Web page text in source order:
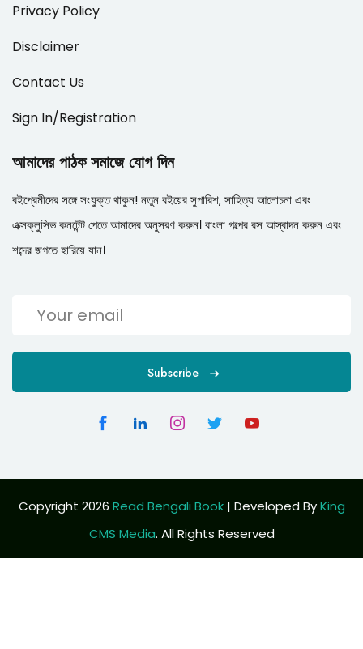
Privacy Policy
Disclaimer
Contact Us
Sign In/Registration
আমাদের পাঠক সমাজে যোগ দিন
বইপ্রেমীদের সঙ্গে সংযুক্ত থাকুন! নতুন বইয়ের সুপারিশ, সাহিত্য আলোচনা এবং
এক্সক্লুসিভ কনটেন্ট পেতে আমাদের অনুসরণ করুন। বাংলা গল্পের রস আস্বাদন করুন এবং
শব্দের জগতে হারিয়ে যান।
Subscribe
Copyright 2026 Read Bengali Book| Developed ByKing
CMS Media. All Rights Reserved